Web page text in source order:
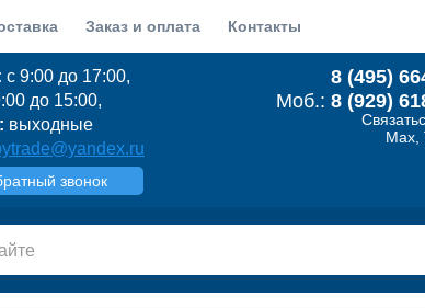
Заказ и оплата Контакты
8 (495)
Моб.: 8 (929)
Max,
с 9:00 до 17:00,
до 15:00,
выходные
звонок